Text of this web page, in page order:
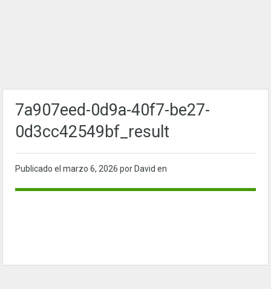
7a907eed-0d9a-40f7-be27-
0d3cc42549bf_result
Publicado el marzo 6, 2026 por David en